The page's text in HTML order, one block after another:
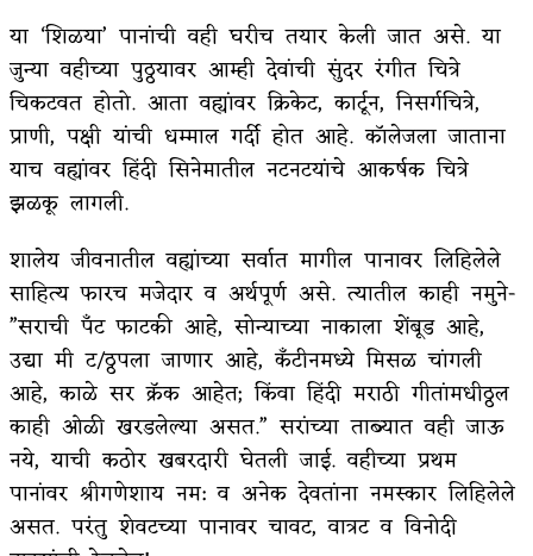
या ‘शिळया’ पानांची वही घरीच तयार केली जात असे. या
जुन्या वहीच्या पुठ्ठयावर आम्ही देवांची सुंदर रंगीत चित्रे
चिकटवत होतो. आता वह्यांवर क्रिकेट, कार्टून, निसर्गचित्रे,
प्राणी, पक्षी यांची धम्माल गर्दी होत आहे. कॉलेजला जाताना
याच वह्यांवर हिंदी सिनेमातील नटनटयांचे आकर्षक चित्रे
झळकू लागली.
शालेय जीवनातील वह्यांच्या सर्वात मागील पानावर लिहिलेले
साहित्य फारच मजेदार व अर्थपूर्ण असे. त्यातील काही नमुने-
”सराची पँट फाटकी आहे, सोन्याच्या नाकाला शेंबूड आहे,
उद्या मी ट/ठ्ठपला जाणार आहे, कँटीनमध्ये मिसळ चांगली
आहे, काळे सर क्रॅक आहेत; किंवा हिंदी मराठी गीतांमधीठ्ठल
काही ओळी खरडलेल्या असत.” सरांच्या ताब्यात वही जाऊ
नये, याची कठोर खबरदारी घेतली जाई. वहीच्या प्रथम
पानांवर श्रीगणेशाय नम: व अनेक देवतांना नमस्कार लिहिलेले
असत. परंतु शेवटच्या पानावर चावट, वात्रट व विनोदी